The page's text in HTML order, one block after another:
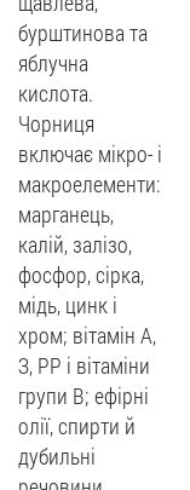
бурштинова та
яблучна
кислота.
Чорниця
включає мікро- і
макроелементи:
марганець,
калій, залізо,
фосфор, сірка,
мідь, цинк і
хром; вітамін А,
З, РР і вітаміни
групи В; ефірні
олії, спирти й
дубильні